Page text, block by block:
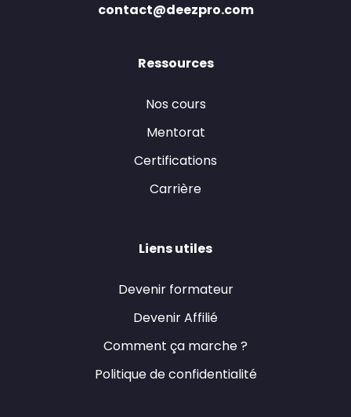
contact@deezpro.com
Ressources
Nos cours
Mentorat
Certifications
Carrière
Liens utiles
Devenir formateur
Devenir Affilié
Comment ça marche ?
Politique de confidentialité